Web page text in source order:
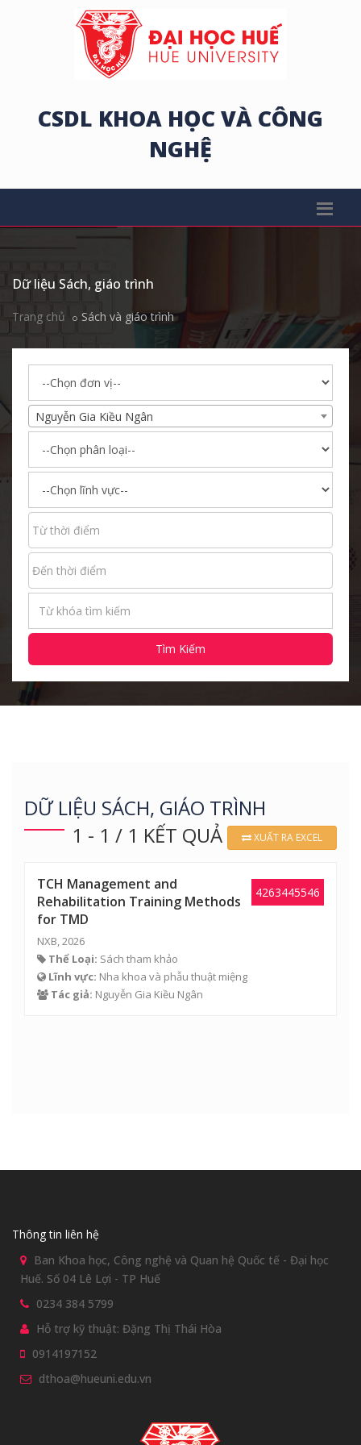
CSDL KHOA HỌC VÀ CÔNG
NGHỆ
Dữ liệu Sách, giáo trình
Trang chủ Sách và giáo trình
Nguyễn Gia Kiều Ngân
Tìm Kiếm
DỮ LIỆU SÁCH, GIÁO TRÌNH
1 - 1 / 1 KẾT QUẢ
XUẤT RA EXCEL
4263445546
TCH Management and
Rehabilitation Training Methods
for TMD
NXB, 2026
Thể Loại: Sách tham khảo
Lĩnh vực: Nha khoa và phẫu thuật miệng
Tác giả: Nguyễn Gia Kiều Ngân
Thông tin liên hệ
Ban Khoa học, Công nghệ và Quan hệ Quốc tế - Đại học
Huế. Số 04 Lê Lợi - TP Huế
0234 384 5799
Hỗ trợ kỹ thuật: Đặng Thị Thái Hòa
0914197152
dthoa@hueuni.edu.vn